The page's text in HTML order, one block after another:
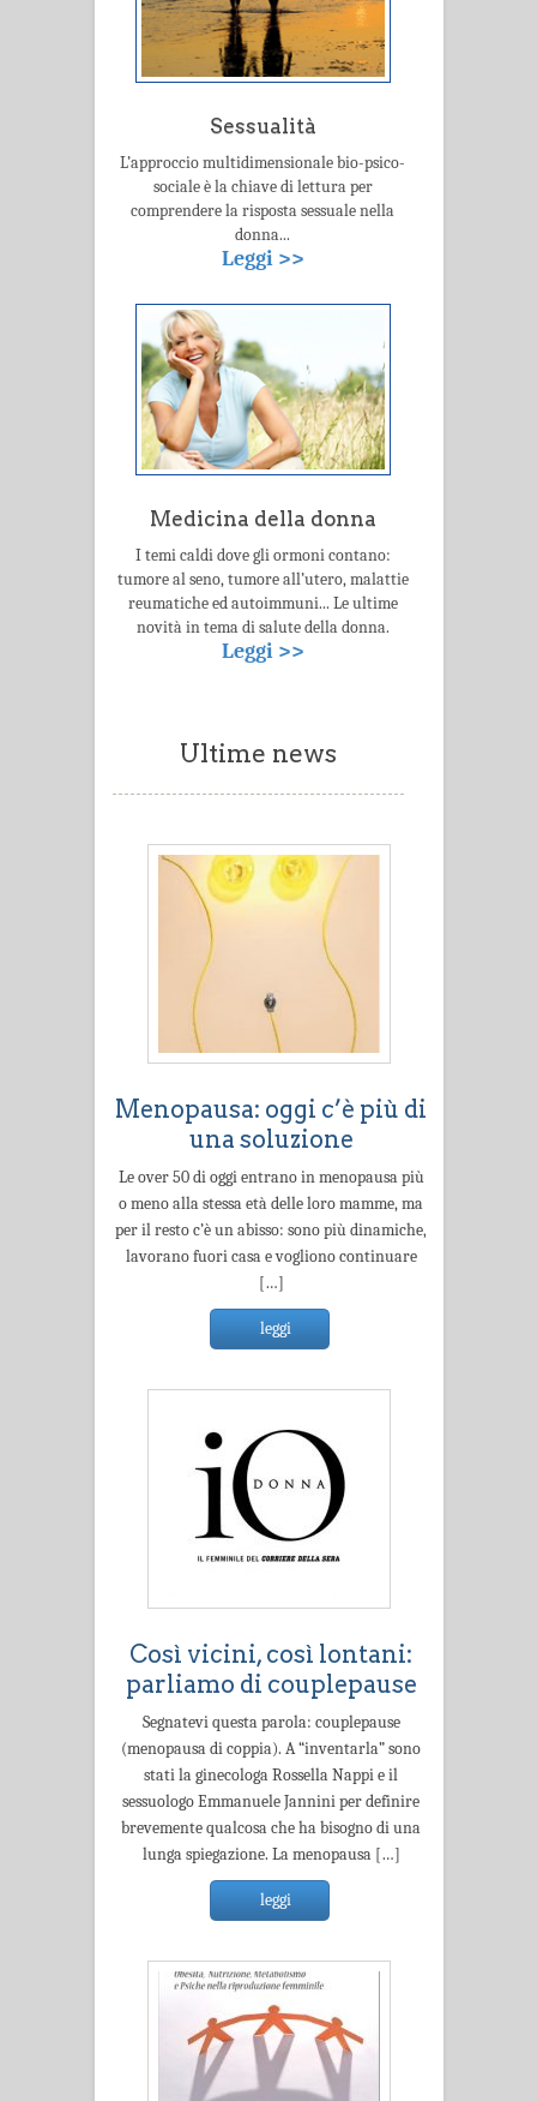
Sessualità
L’approccio multidimensionale bio-psico-
sociale è la chiave di lettura per
comprendere la risposta sessuale nella
donna...
Leggi >>
Medicina della donna
I temi caldi dove gli ormoni contano:
tumore al seno, tumore all’utero, malattie
reumatiche ed autoimmuni... Le ultime
novità in tema di salute della donna.
Leggi >>
Ultime news
Menopausa: oggi c’è più di
una soluzione
Le over 50 di oggi entrano in menopausa più
o meno alla stessa età delle loro mamme, ma
per il resto c’è un abisso: sono più dinamiche,
lavorano fuori casa e vogliono continuare
[…]
leggi
Così vicini, così lontani:
parliamo di couplepause
Segnatevi questa parola: couplepause
(menopausa di coppia). A “inventarla” sono
stati la ginecologa Rossella Nappi e il
sessuologo Emmanuele Jannini per definire
brevemente qualcosa che ha bisogno di una
lunga spiegazione. La menopausa […]
leggi